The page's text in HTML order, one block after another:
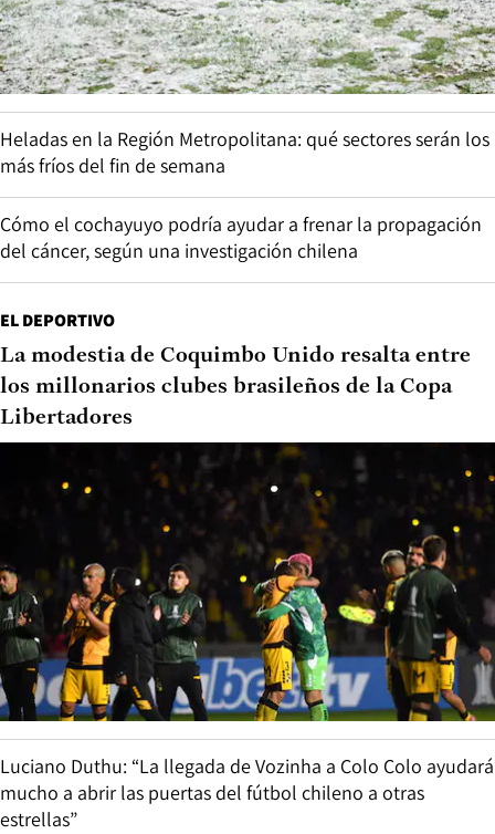
Heladas en la Región Metropolitana: qué sectores serán los
más fríos del fin de semana
Cómo el cochayuyo podría ayudar a frenar la propagación
del cáncer, según una investigación chilena
EL DEPORTIVO
La modestia de Coquimbo Unido resalta entre
los millonarios clubes brasileños de la Copa
Libertadores
Luciano Duthu: “La llegada de Vozinha a Colo Colo ayudará
mucho a abrir las puertas del fútbol chileno a otras
estrellas”